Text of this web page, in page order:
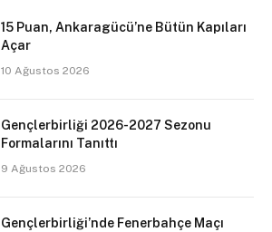
15 Puan, Ankaragücü’ne Bütün Kapıları
Açar
10 Ağustos 2026
Gençlerbirliği 2026-2027 Sezonu
Formalarını Tanıttı
9 Ağustos 2026
Gençlerbirliği’nde Fenerbahçe Maçı